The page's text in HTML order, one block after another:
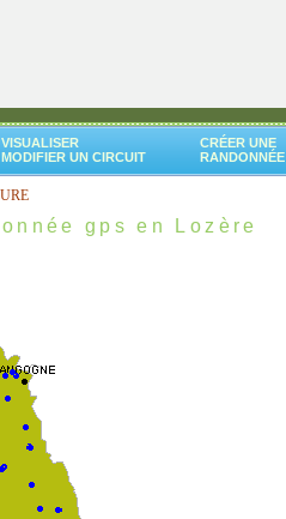
VISUALISER
MODIFIER UN CIRCUIT
CRÉER UNE
RANDONNÉE
gps en Lozère